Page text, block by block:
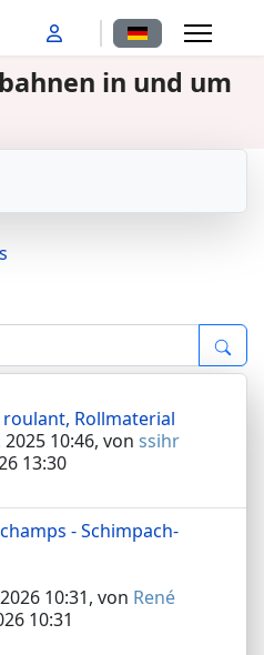
Sprache
in und um
Rollmaterial
10:46, von ssihr
13:30
- Schimpach-
10:31, von René
10:31